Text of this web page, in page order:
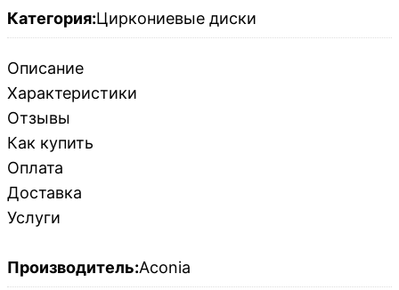
Категория:Циркониевые диски
Описание
Характеристики
Отзывы
Как купить
Оплата
Доставка
Услуги
Производитель:Aconia